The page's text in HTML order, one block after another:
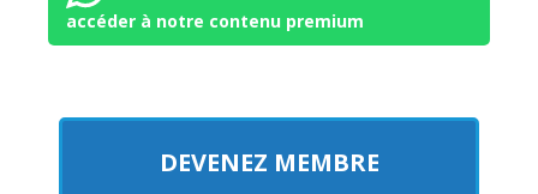
accéder à notre contenu premium
DEVENEZ MEMBRE